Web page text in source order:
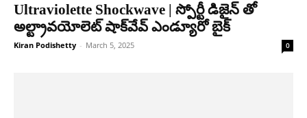
Ultraviolette Shockwave | స్పోర్టీ డిజైన్ తో
అల్ట్రావయోలెట్ షాక్‌వేవ్ ఎండ్యూరో బైక్
Kiran Podishetty - March 5, 2025 0